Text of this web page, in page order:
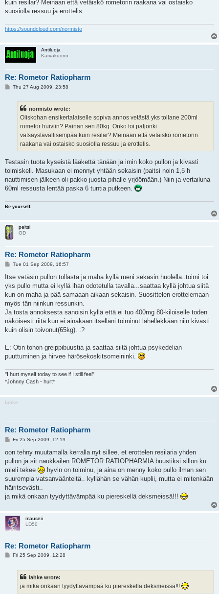
kuin resilar? Meinaan että vetäiskö rometorin raakana vai ostaisko
suosiolla ressuu ja erottelis.
https://soundcloud.com/normisto
Antiluoja
Karvakuono
Re: Rometor Ratiopharm
PThu 27 Aug 2009, 23:58
normisto wrote:
Oliskohan ensikertalaiselle sopiva annos vetästä yks tollane 200ml
rometor huiviin? Painan sen 80kg. Onko toi paljonki
vatsaystävällisempää kuin resilar? Meinaan että vetäiskö rometorin
raakana vai ostaisko suosiolla ressuu ja erottelis.
Testasin tuota kyseistä lääkettä tänään ja imin koko pullon ja kivasti
toimiskeli. Masukaan ei mennyt yhtään sekaisin (paitsi noin 1,5 h
nauttimisen jälkeen oli pakko juosta pihalle yrjöömään.) Niin ja vertailuna
60ml ressusta lentää paska 6 tuntia putkeen.
Be yourself.
peltsi
OD
Re: Rometor Ratiopharm
P
s
Tue 01 Sep 2009, 16:57
Itse vetäsin pullon tollasta ja maha kyllä meni sekasin huolella..toimi toi
yks pullo mutta ei kyllä ihan odotetulla tavalla...saattaa kyllä johtua siitä
kun on maha ja pää samaaan aikaan sekaisin. Suosittelen erottelemaan
myös tän niinkun ressunkin.
Ja tosta annoksesta sanoisin kyllä että ei tuo 400mg 80-kiloiselle toden
näköisesti riitä kun ei ainakaan itselläni toiminut lähellekkään niin kivasti
kuin olisin toivonut(65kg). :?
E: Otin tohon greippibuustia ja saattaa siitä johtua psykedelian
puuttuminen ja hirvee härösekoskitsomeininki.
"I hurt myself today to see if I still feel"
*Johnny Cash - hurt*
lahke
Re: Rometor Ratiopharm
P
s
Fri 25 Sep 2009, 12:19
oon tehny muutamalla kerralla nyt sillee, et erottelen resilaria yhden
pullon ja sit naukkailen ROMETOR RATIOPHARMIA buustiksi sillon ku
mieli tekee
hyvin on toiminu, ja aina on menny koko pullo ilman sen
suurempia vatsanväänteitä.. kyllähän se vähän kuplii, mutta ei mitenkään
häiritsevästi..
ja mikä onkaan tyydyttävämpää ku piereskellä deksmeissä!!!
mauseri
LD50
Re: Rometor Ratiopharm
PFri 25 Sep 2009, 12:28
lahke wrote:
ja mikä onkaan tyydyttävämpää ku piereskellä deksmeissä!!!